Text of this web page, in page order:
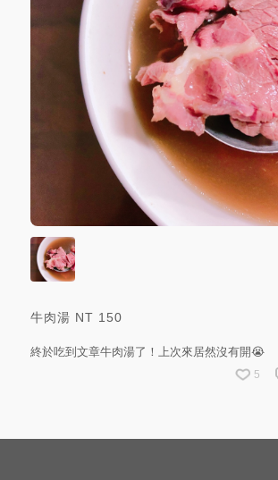
牛肉湯 NT 150
終於吃到文章牛肉湯了！上次來居然沒有開😭
5